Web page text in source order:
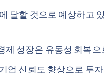
달할 것으로 예상하고
성장은 유동성 회복으
업 신뢰도 향상으로 투